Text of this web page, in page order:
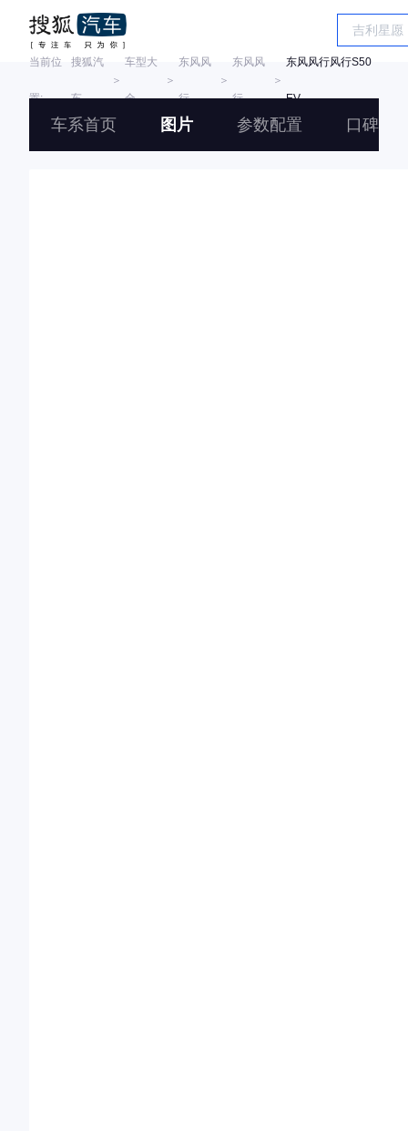
当前位
置:
搜狐汽
车
＞
车型大
全
＞
东风风
行
＞
东风风
行
＞
东风风行风行S50
EV
车系首页 图片 参数配置 口碑